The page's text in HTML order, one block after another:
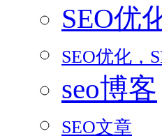
SEO优
SEO优化，
seo博客
SEO文章